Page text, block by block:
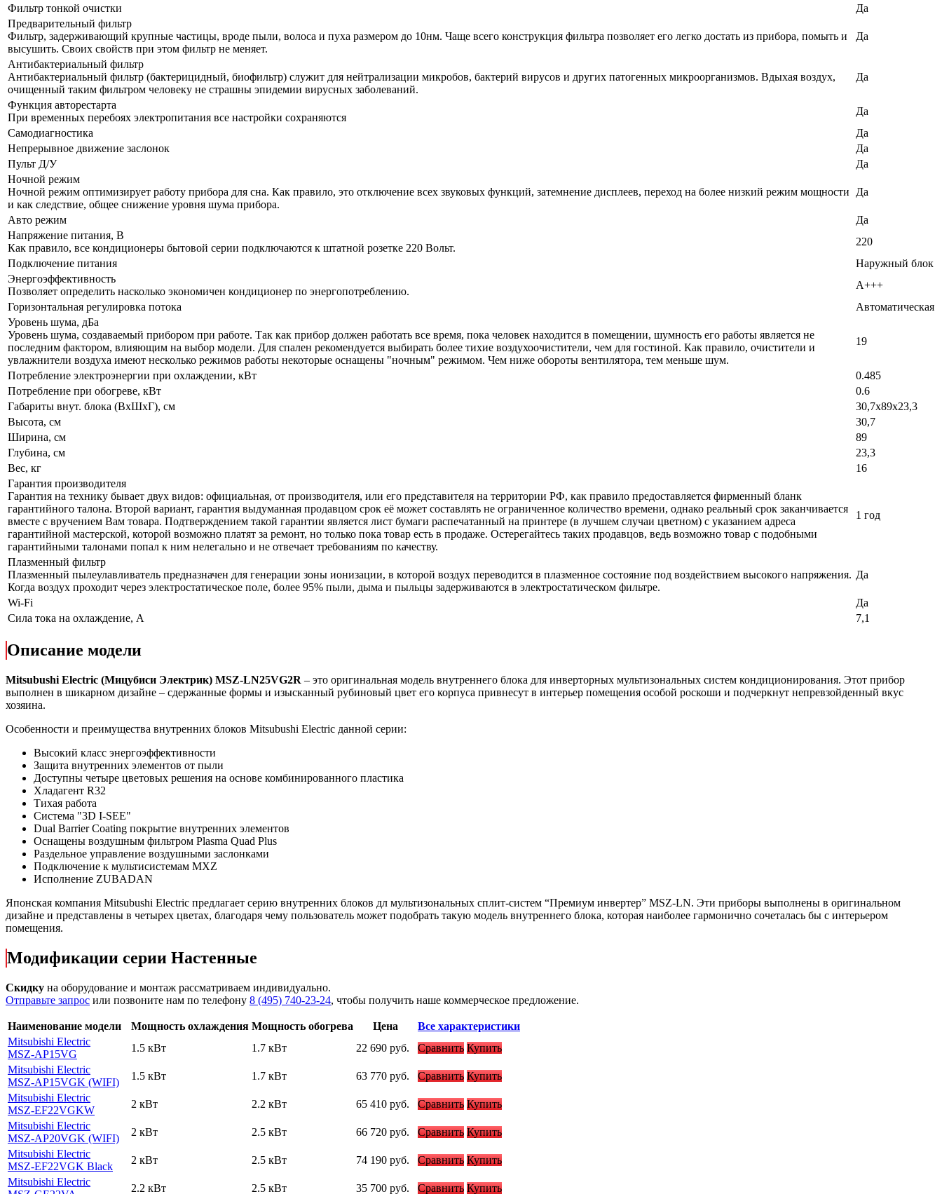
Фильтр тонкой очистки
Да
Предварительный фильтр
Фильтр, задерживающий крупные частицы, вроде пыли, волоса и пуха размером до 10нм. Чаще всего конструкция фильтра позволяет его легко достать из прибора, помыть и
высушить. Своих свойств при этом фильтр не меняет.
Да
Антибактериальный фильтр
Антибактериальный фильтр (бактерицидный, биофильтр) служит для нейтрализации микробов, бактерий вирусов и других патогенных микроорганизмов. Вдыхая воздух,
очищенный таким фильтром человеку не страшны эпидемии вирусных заболеваний.
Да
Функция авторестарта
При временных перебоях электропитания все настройки сохраняются
Да
Самодиагностика
Да
Непрерывное движение заслонок
Да
Пульт Д/У
Да
Ночной режим
Ночной режим оптимизирует работу прибора для сна. Как правило, это отключение всех звуковых функций, затемнение дисплеев, переход на более низкий режим мощности
и как следствие, общее снижение уровня шума прибора.
Да
Авто режим
Да
Напряжение питания, В
Как правило, все кондиционеры бытовой серии подключаются к штатной розетке 220 Вольт.
220
Подключение питания
Наружный блок
Энергоэффективность
Позволяет определить насколько экономичен кондиционер по энергопотреблению.
A+++
Горизонтальная регулировка потока
Автоматическая
Уровень шума, дБа
Уровень шума, создаваемый прибором при работе. Так как прибор должен работать все время, пока человек находится в помещении, шумность его работы является не
последним фактором, влияющим на выбор модели. Для спален рекомендуется выбирать более тихие воздухоочистители, чем для гостиной. Как правило, очистители и
увлажнители воздуха имеют несколько режимов работы некоторые оснащены "ночным" режимом. Чем ниже обороты вентилятора, тем меньше шум.
19
Потребление электроэнергии при охлаждении, кВт
0.485
Потребление при обогреве, кВт
0.6
Габариты внут. блока (ВхШхГ), см
30,7х89х23,3
Высота, см
30,7
Ширина, см
89
Глубина, см
23,3
Вес, кг
16
Гарантия производителя
Гарантия на технику бывает двух видов: официальная, от производителя, или его представителя на территории РФ, как правило предоставляется фирменный бланк
гарантийного талона. Второй вариант, гарантия выдуманная продавцом срок её может составлять не ограниченное количество времени, однако реальный срок заканчивается
вместе с вручением Вам товара. Подтверждением такой гарантии является лист бумаги распечатанный на принтере (в лучшем случаи цветном) с указанием адреса
гарантийной мастерской, которой возможно платят за ремонт, но только пока товар есть в продаже. Остерегайтесь таких продавцов, ведь возможно товар с подобными
гарантийными талонами попал к ним нелегально и не отвечает требованиям по качеству.
1 год
Плазменный фильтр
Плазменный пылеулавливатель предназначен для генерации зоны ионизации, в которой воздух переводится в плазменное состояние под воздействием высокого напряжения.
Когда воздух проходит через электростатическое поле, более 95% пыли, дыма и пыльцы задерживаются в электростатическом фильтре.
Да
Wi-Fi
Да
Сила тока на охлаждение, А
7,1
Описание модели
Mitsubushi Electric (Мицубиси Электрик) MSZ-LN25VG2R – это оригинальная модель внутреннего блока для инверторных мультизональных систем кондиционирования. Этот прибор
выполнен в шикарном дизайне – сдержанные формы и изысканный рубиновый цвет его корпуса привнесут в интерьер помещения особой роскоши и подчеркнут непревзойденный вкус
хозяина.
Особенности и преимущества внутренних блоков Mitsubushi Electric данной серии:
Высокий класс энергоэффективности
Защита внутренних элементов от пыли
Доступны четыре цветовых решения на основе комбинированного пластика
Хладагент R32
Тихая работа
Система "3D I-SEE"
Dual Barrier Coating покрытие внутренних элементов
Оснащены воздушным фильтром Plasma Quad Plus
Раздельное управление воздушными заслонками
Подключение к мультисистемам MXZ
Исполнение ZUBADAN
Японская компания Mitsubushi Electric предлагает серию внутренних блоков дл мультизональных сплит-систем “Премиум инвертер” MSZ-LN. Эти приборы выполнены в оригинальном
дизайне и представлены в четырех цветах, благодаря чему пользователь может подобрать такую модель внутреннего блока, которая наиболее гармонично сочеталась бы с интерьером
помещения.
Модификации серии Настенные
Скидку на оборудование и монтаж рассматриваем индивидуально.
Отправьте запрос или позвоните нам по телефону 8 (495) 740-23-24, чтобы получить наше коммерческое предложение.
Наименование модели Мощность охлаждения Мощность обогрева Цена
Все характеристики
Mitsubishi Electric
MSZ-AP15VG
1.5 кВт 1.7 кВт 22 690 руб. Сравнить Купить
Mitsubishi Electric
MSZ-AP15VGK (WIFI)
1.5 кВт 1.7 кВт 63 770 руб. Сравнить Купить
Mitsubishi Electric
MSZ-EF22VGKW
2 кВт 2.2 кВт 65 410 руб. Сравнить Купить
Mitsubishi Electric
MSZ-AP20VGK (WIFI)
2 кВт 2.5 кВт 66 720 руб. Сравнить Купить
Mitsubishi Electric
MSZ-EF22VGK Black
2 кВт 2.5 кВт 74 190 руб. Сравнить Купить
Mitsubishi Electric
2.2 кВт 2.5 кВт 35 700 руб. Сравнить Купить